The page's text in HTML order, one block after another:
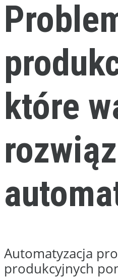
0+
0+
lat
na rynku
0